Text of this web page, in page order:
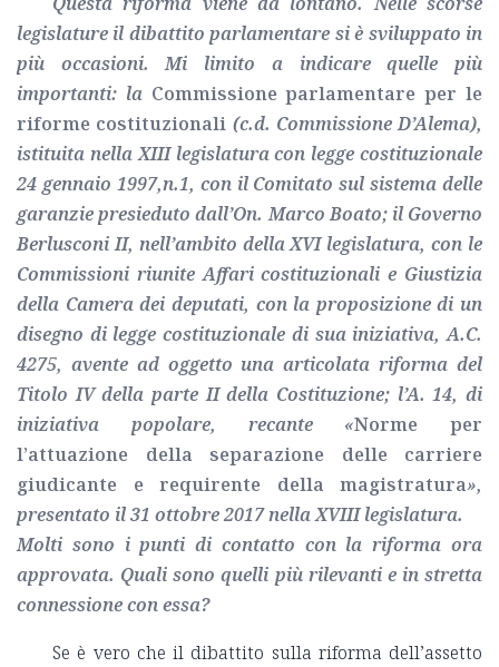
legislature il dibattito parlamentare si è sviluppato in
più occasioni. Mi limito a indicare quelle più
importanti: la Commissione parlamentare per le
riforme costituzionali (c.d. Commissione D’Alema),
istituita nella XIII legislatura con legge costituzionale
24 gennaio 1997,n.1, con il Comitato sul sistema delle
garanzie presieduto dall’On. Marco Boato; il Governo
Berlusconi II, nell’ambito della XVI legislatura, con le
Commissioni riunite Affari costituzionali e Giustizia
della Camera dei deputati, con la proposizione di un
disegno di legge costituzionale di sua iniziativa, A.C.
4275, avente ad oggetto una articolata riforma del
Titolo IV della parte II della Costituzione; l’A. 14, di
iniziativa popolare, recante «Norme per
l’attuazione della separazione delle carriere
giudicante e requirente della magistratura»,
presentato il 31 ottobre 2017 nella XVIII legislatura.
Molti sono i punti di contatto con la riforma ora
approvata. Quali sono quelli più rilevanti e in stretta
connessione con essa?
Se è vero che il dibattito sulla riforma dell’assetto